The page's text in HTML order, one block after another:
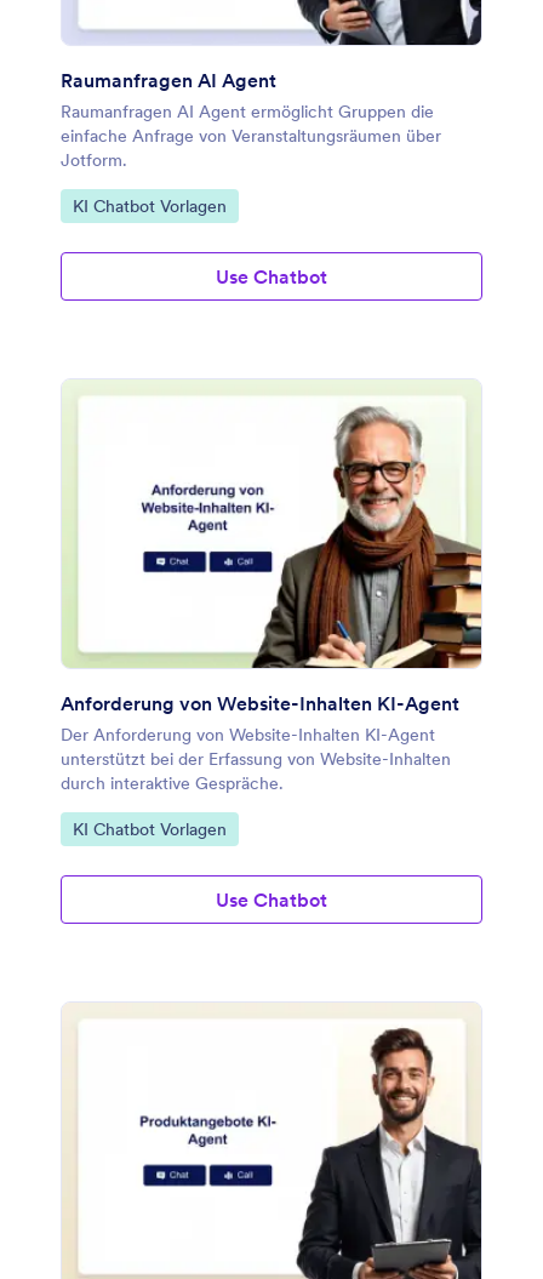
Raumanfragen AI Agent
Raumanfragen AI Agent ermöglicht Gruppen die
einfache Anfrage von Veranstaltungsräumen über
Jotform.
Zur Kategorie:
KI Chatbot Vorlagen
Use Chatbot
Anforderung von Website-Inhalten KI-Agent
Der Anforderung von Website-Inhalten KI-Agent
unterstützt bei der Erfassung von Website-Inhalten
durch interaktive Gespräche.
Zur Kategorie:
KI Chatbot Vorlagen
Use Chatbot